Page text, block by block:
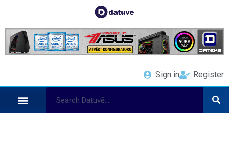
Sign in Register